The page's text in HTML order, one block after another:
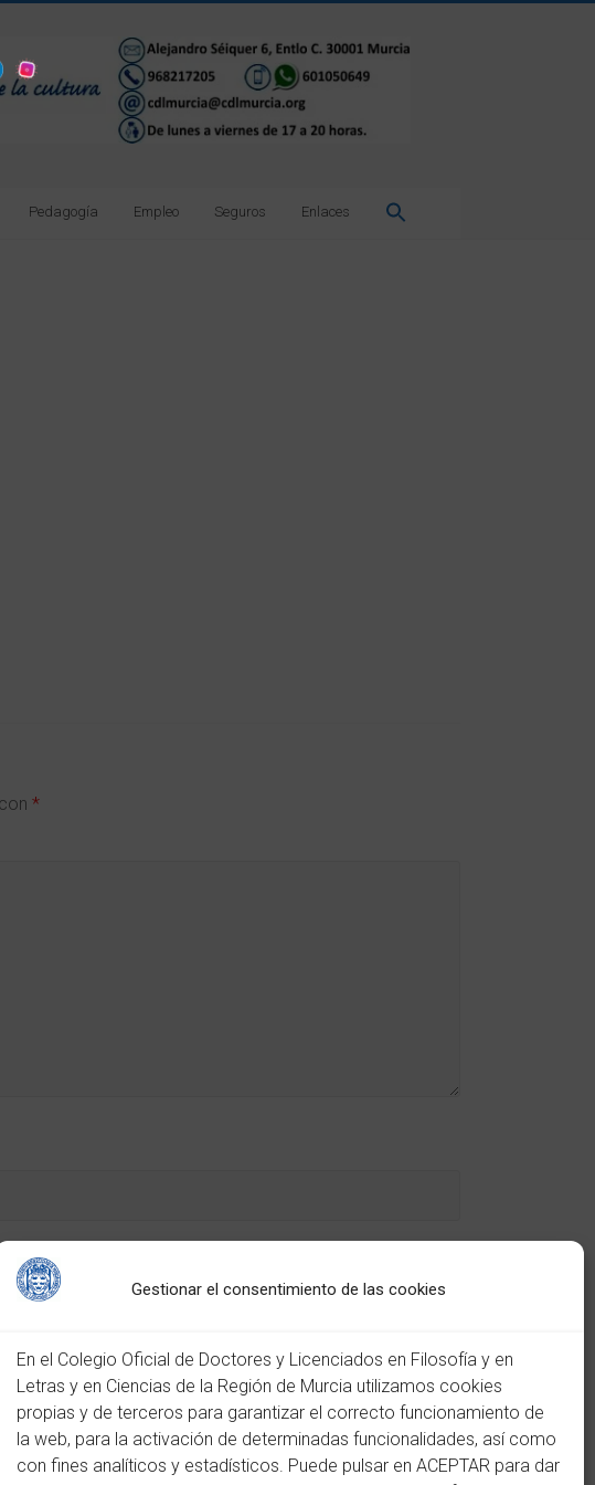
Gestionar el consentimiento de las cookies
En el Colegio Oficial de Doctores y Licenciados en Filosofía y en
Letras y en Ciencias de la Región de Murcia utilizamos cookies
propias y de terceros para garantizar el correcto funcionamiento de
la web, para la activación de determinadas funcionalidades, así como
con fines analíticos y estadísticos. Puede pulsar en ACEPTAR para dar
Pedagogía Empleo Seguros Enlaces
*